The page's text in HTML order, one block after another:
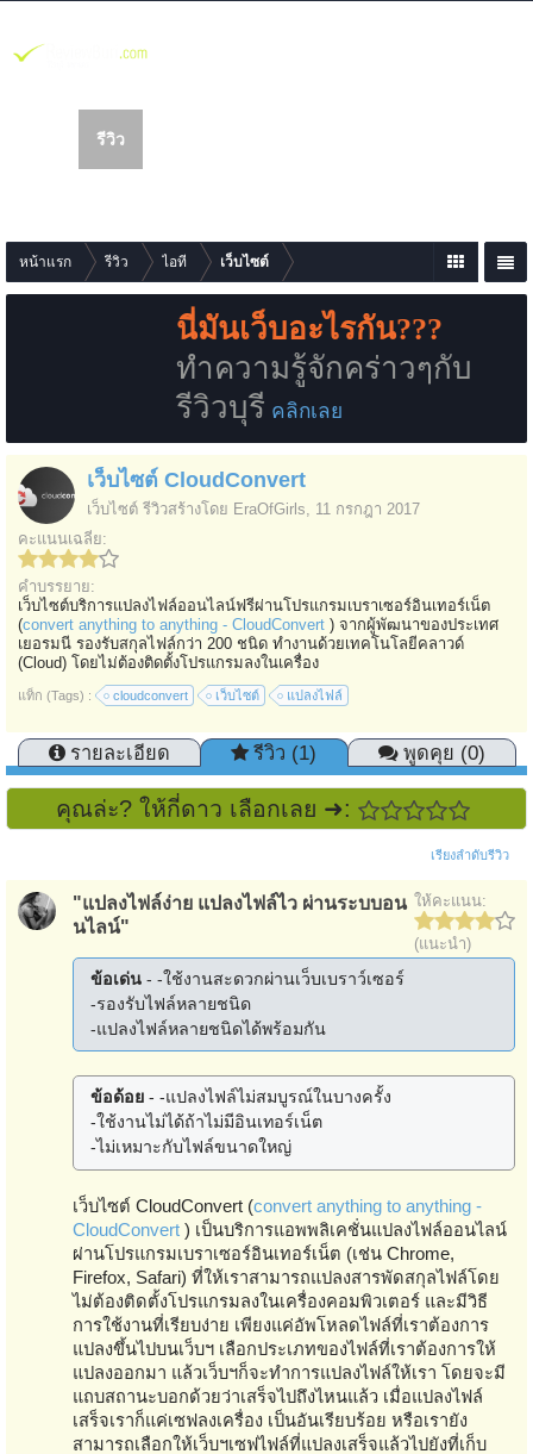
หน้าแรก รีวิว ไอที เว็บไซต์
นี่มันเว็บอะไรกัน???
ทำความรู้จักคร่าวๆกับ
รีวิวบุรี คลิกเลย
เว็บไซต์ CloudConvert
เว็บไซต์ รีวิวสร้างโดย EraOfGirls, 11 กรกฎา 2017
คะแนนเฉลี่ย:
คำบรรยาย:
เว็บไซต์บริการแปลงไฟล์ออนไลน์ฟรีผ่านโปรแกรมเบราเซอร์อินเทอร์เน็ต
(convert anything to anything - CloudConvert ) จากผู้พัฒนาของประเทศ
เยอรมนี รองรับสกุลไฟล์กว่า 200 ชนิด ทำงานด้วยเทคโนโลยีคลาวด์
(Cloud) โดยไม่ต้องติดตั้งโปรแกรมลงในเครื่อง
แท็ก (Tags) : cloudconvert เว็บไซต์ แปลงไฟล์
รายละเอียด รีวิว (1) พูดคุย (0)
คุณล่ะ? ให้กี่ดาว เลือกเลย ➜:
เรียงลำดับรีวิว
ให้คะแนน:
(แนะนำ)
"แปลงไฟล์ง่าย แปลงไฟล์ไว ผ่านระบบอน
นไลน์"
ข้อเด่น - -ใช้งานสะดวกผ่านเว็บเบราว์เซอร์
-รองรับไฟล์หลายชนิด
-แปลงไฟล์หลายชนิดได้พร้อมกัน
ข้อด้อย - -แปลงไฟล์ไม่สมบูรณ์ในบางครั้ง
-ใช้งานไม่ได้ถ้าไม่มีอินเทอร์เน็ต
-ไม่เหมาะกับไฟล์ขนาดใหญ่
เว็บไซต์ CloudConvert (convert anything to anything -
CloudConvert ) เป็นบริการแอพพลิเคชั่นแปลงไฟล์ออนไลน์
ผ่านโปรแกรมเบราเซอร์อินเทอร์เน็ต (เช่น Chrome,
Firefox, Safari) ที่ให้เราสามารถแปลงสารพัดสกุลไฟล์โดย
ไม่ต้องติดตั้งโปรแกรมลงในเครื่องคอมพิวเตอร์ และมีวิธี
การใช้งานที่เรียบง่าย เพียงแค่อัพโหลดไฟล์ที่เราต้องการ
แปลงขึ้นไปบนเว็บฯ เลือกประเภทของไฟล์ที่เราต้องการให้
แปลงออกมา แล้วเว็บฯก็จะทำการแปลงไฟล์ให้เรา โดยจะมี
แถบสถานะบอกด้วยว่าเสร็จไปถึงไหนแล้ว เมื่อแปลงไฟล์
เสร็จเราก็แค่เซฟลงเครื่อง เป็นอันเรียบร้อย หรือเรายัง
สามารถเลือกให้เว็บฯเซฟไฟล์ที่แปลงเสร็จแล้วไปยังที่เก็บ
รีวิว